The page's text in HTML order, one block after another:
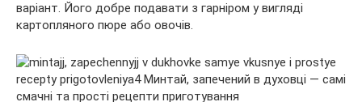
варіант. Його добре подавати з гарніром у вигляді
картопляного пюре або овочів.